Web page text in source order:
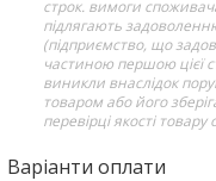
строк. вимоги
підлягають
(підприємство, що
частиною першою цієї
виникли внаслідок
товаром або його
перевірці якості
Варіанти оплати